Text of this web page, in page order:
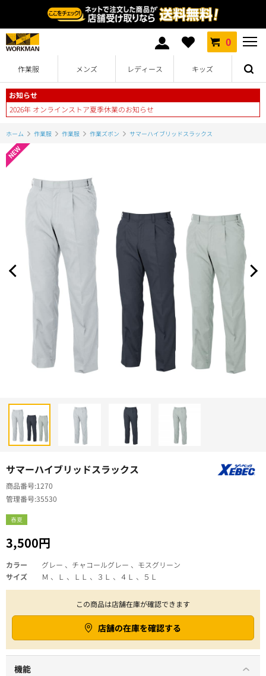
0
作業服 メンズ レディース キッズ
お知らせ
2026年 オンラインストア夏季休業のお知らせ
ホーム 作業服 作業服 作業ズボン サマーハイブリッドスラックス
サマーハイブリッドスラックス
春夏
3,500円
商品番号 1270
管理番号35530
カラー
グレー 、チャコールグレー 、モスグリーン
サイズ
Ｍ 、Ｌ 、ＬＬ 、３Ｌ 、４Ｌ 、５Ｌ
この商品は店舗在庫が確認できます
店舗の在庫を確認する
機能